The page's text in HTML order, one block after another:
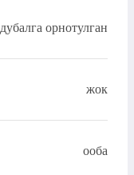
дубалга орнотулган
жок
ооба